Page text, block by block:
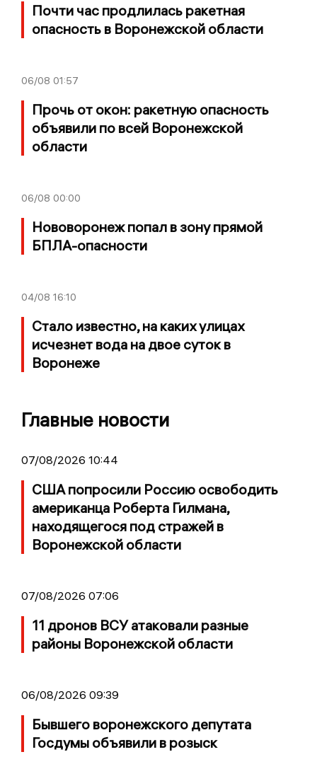
Почти час продлилась ракетная
опасность в Воронежской области
06/08 01:57
Прочь от окон: ракетную опасность
объявили по всей Воронежской
области
06/08 00:00
Нововоронеж попал в зону прямой
БПЛА-опасности
04/08 16:10
Стало известно, на каких улицах
исчезнет вода на двое суток в
Воронеже
Главные новости
07/08/2026 10:44
США попросили Россию освободить
американца Роберта Гилмана,
находящегося под стражей в
Воронежской области
07/08/2026 07:06
11 дронов ВСУ атаковали разные
районы Воронежской области
06/08/2026 09:39
Бывшего воронежского депутата
Госдумы объявили в розыск